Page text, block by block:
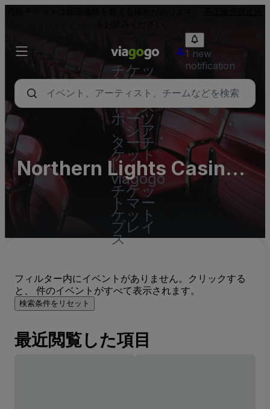
チケッ
ト - コ
ンサー
ト、ス
ポーツ
、シア
ターチ
ケット
|
viagogo
チケッ
トマー
ケット
プレイ
ス
1 new
notification
Northern Lights Casino
Parking Lots (InActive)
フィルター内にイベントがありません。クリックする
と、 件のイベントがすべて表示されます。
検索条件をリセット
最近閲覧した項目